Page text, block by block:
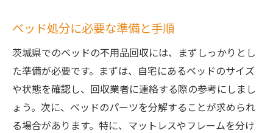
ベッド処分に必要な準備と手順
茨城県でのベッドの不用品回収には、まずしっかりとし
た準備が必要です。まずは、自宅にあるベッドのサイズ
や状態を確認し、回収業者に連絡する際の参考にしまし
ょう。次に、ベッドのパーツを分解することが求められ
る場合があります。特に、マットレスやフレームを分け